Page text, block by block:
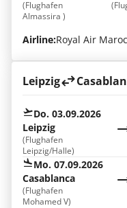
(Flughafen
Almassira )
Airline:Royal Air Maroc
Leipzig
Do. 03.09.2026
Leipzig
(Flughafen
Leipzig/Halle)
Mo. 07.09.2026
Casablanca
(Flughafen
Mohamed V)